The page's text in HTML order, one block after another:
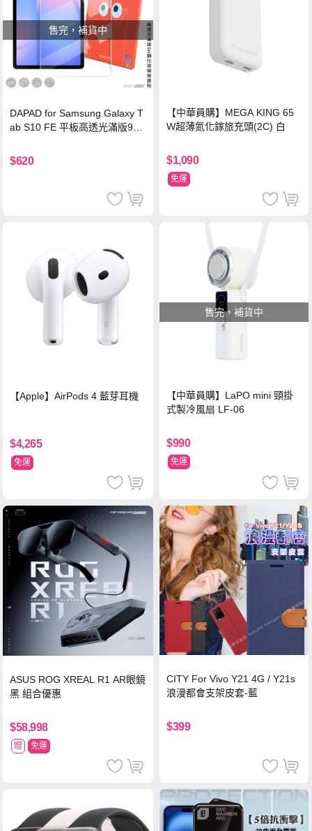
售完，補貨中
DAPAD for Samsung Galaxy T
ab S10 FE 平板高透光滿版9H
$620
【中華員購】MEGA KING 65
W超薄氮化鎵旅充頭(2C) 白
$1,090
免運
【Apple】AirPods 4 藍芽耳機
$4,265
免運
售完，補貨中
【中華員購】LaPO mini 頸掛
式製冷風扇 LF-06
$990
免運
ASUS ROG XREAL R1 AR眼鏡
黑 組合優惠
$58,998
贈 免運
CITY For Vivo Y21 4G / Y21s
浪漫都會支架皮套-藍
$399